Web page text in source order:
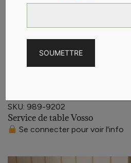
SKU: 989-9202
Service de table Vosso
Se connecter pour voir l'info